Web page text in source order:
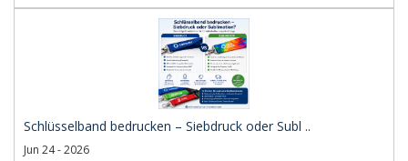
Schlüsselband bedrucken – Siebdruck oder Subl ..
Jun 24 - 2026